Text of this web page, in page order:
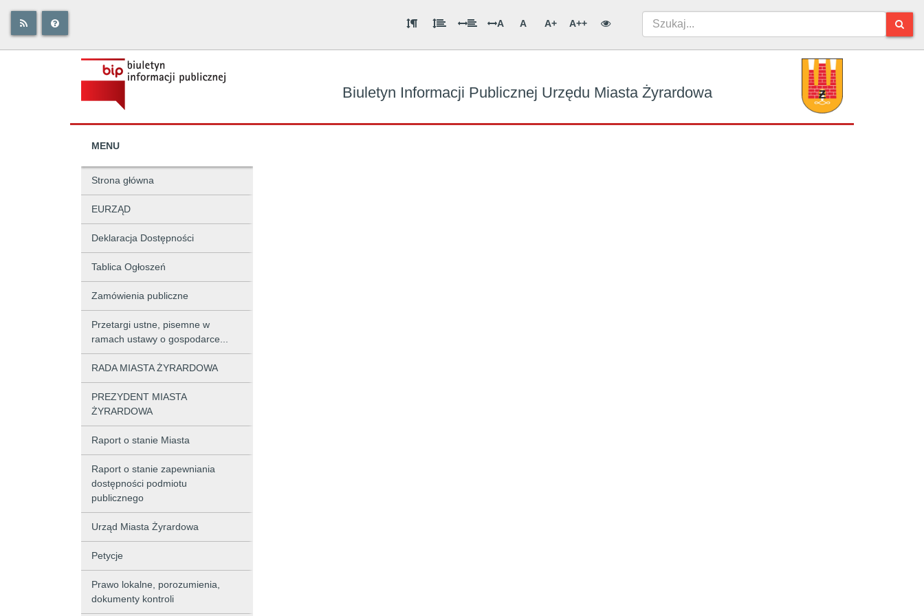
A A A+ A++
Biuletyn Informacji Publicznej Urzędu Miasta Żyrardowa
MENU
Strona główna
EURZĄD
Deklaracja Dostępności
Tablica Ogłoszeń
Zamówienia publiczne
Przetargi ustne, pisemne w
ramach ustawy o gospodarce...
RADA MIASTA ŻYRARDOWA
PREZYDENT MIASTA
ŻYRARDOWA
Raport o stanie Miasta
Raport o stanie zapewniania
dostępności podmiotu
publicznego
Urząd Miasta Żyrardowa
Petycje
Prawo lokalne, porozumienia,
dokumenty kontroli